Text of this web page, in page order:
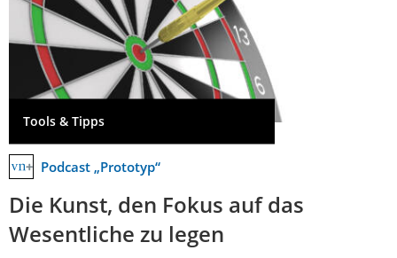
Tools & Tipps
Podcast „Prototyp“
Die Kunst, den Fokus auf das
Wesentliche zu legen